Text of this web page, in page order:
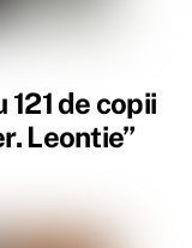
de copii
Leontie”